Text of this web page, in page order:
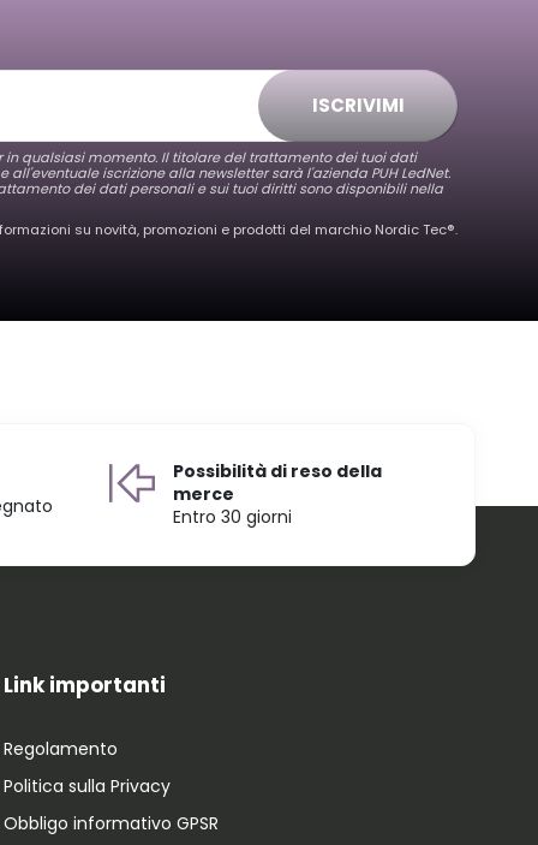
ISCRIVIMI
in qualsiasi momento. Il titolare del trattamento dei tuoi dati
iscrizione alla newsletter sarà l'azienda PUH LedNet.
dei dati personali e sui tuoi diritti sono disponibili nella
su novità, promozioni e prodotti del marchio Nordic Tec®️.
Possibilità di reso della
merce
Entro 30 giorni
Link importanti
Regolamento
Politica sulla Privacy
Obbligo informativo GPSR